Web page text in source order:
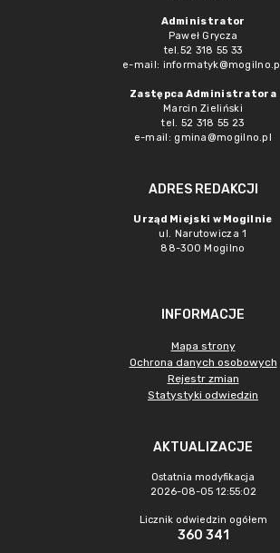
Administrator
Paweł Grycza
tel.52 318 55 33
e-mail:
Zastępca Administratora
Marcin Zieliński
tel. 52 318 55 23
e-mail: gmina@mogilno.pl
ADRES REDAKCJI
Urząd Miejski w Mogilnie
ul. Narutowicza 1
88-300 Mogilno
INFORMACJE
Mapa strony
Ochrona danych osobowych
Rejestr zmian
Statystyki odwiedzin
AKTUALIZACJE
Ostatnia modyfikacja
2026-08-05 12:55:02
Licznik odwiedzin ogółem
360 341